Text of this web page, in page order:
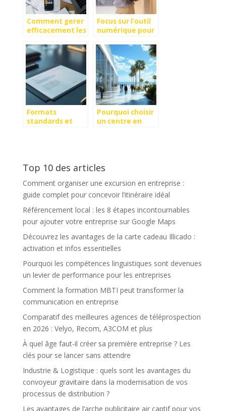
Comment gerer
efficacement les
entreprise ?
Focus sur l’outil
numérique pour
efficacement le
contrôle d’accès
Formats
standards et
Pourquoi choisir
un centre en
France ?
Top 10 des articles
Comment organiser une excursion en entreprise :
guide complet pour concevoir l’itinéraire idéal
Référencement local : les 8 étapes incontournables
pour ajouter votre entreprise sur Google Maps
Découvrez les avantages de la carte cadeau Illicado :
activation et infos essentielles
Pourquoi les compétences linguistiques sont devenues
un levier de performance pour les entreprises
Comment la formation MBTI peut transformer la
communication en entreprise
Comparatif des meilleures agences de téléprospection
en 2026 : Velyo, Recom, A3COM et plus
À quel âge faut-il créer sa première entreprise ? Les
clés pour se lancer sans attendre
Industrie & Logistique : quels sont les avantages du
convoyeur gravitaire dans la modernisation de vos
processus de distribution ?
Les avantages de l’arche publicitaire air captif pour vos